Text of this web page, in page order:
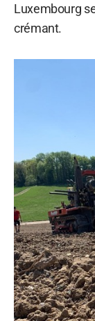
Luxembourg
crémant.